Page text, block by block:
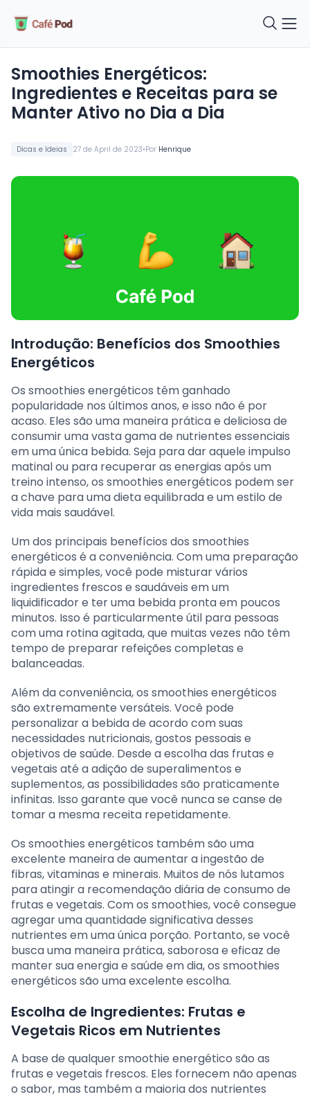
Dicas e Ideias 27 de April de 2023•Por Henrique
Smoothies Energéticos:
Ingredientes e Receitas para se
Manter Ativo no Dia a Dia
Introdução: Benefícios dos Smoothies
Energéticos
Os smoothies energéticos têm ganhado
popularidade nos últimos anos, e isso não é por
acaso. Eles são uma maneira prática e deliciosa de
consumir uma vasta gama de nutrientes essenciais
em uma única bebida. Seja para dar aquele impulso
matinal ou para recuperar as energias após um
treino intenso, os smoothies energéticos podem ser
a chave para uma dieta equilibrada e um estilo de
vida mais saudável.
Um dos principais benefícios dos smoothies
energéticos é a conveniência. Com uma preparação
rápida e simples, você pode misturar vários
ingredientes frescos e saudáveis em um
liquidificador e ter uma bebida pronta em poucos
minutos. Isso é particularmente útil para pessoas
com uma rotina agitada, que muitas vezes não têm
tempo de preparar refeições completas e
balanceadas.
Além da conveniência, os smoothies energéticos
são extremamente versáteis. Você pode
personalizar a bebida de acordo com suas
necessidades nutricionais, gostos pessoais e
objetivos de saúde. Desde a escolha das frutas e
vegetais até a adição de superalimentos e
suplementos, as possibilidades são praticamente
infinitas. Isso garante que você nunca se canse de
tomar a mesma receita repetidamente.
Os smoothies energéticos também são uma
excelente maneira de aumentar a ingestão de
fibras, vitaminas e minerais. Muitos de nós lutamos
para atingir a recomendação diária de consumo de
frutas e vegetais. Com os smoothies, você consegue
agregar uma quantidade significativa desses
nutrientes em uma única porção. Portanto, se você
busca uma maneira prática, saborosa e eficaz de
manter sua energia e saúde em dia, os smoothies
energéticos são uma excelente escolha.
Escolha de Ingredientes: Frutas e
Vegetais Ricos em Nutrientes
A base de qualquer smoothie energético são as
frutas e vegetais frescos. Eles fornecem não apenas
o sabor, mas também a maioria dos nutrientes